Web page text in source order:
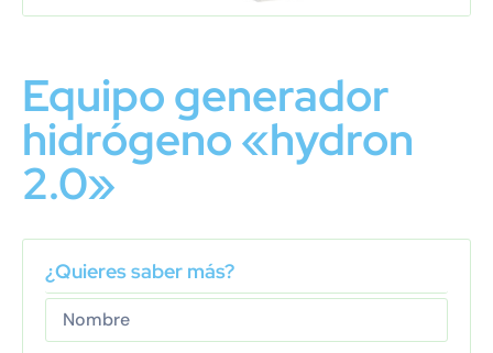
Equipo generador
hidrógeno «hydron
2.0»
¿Quieres saber más?